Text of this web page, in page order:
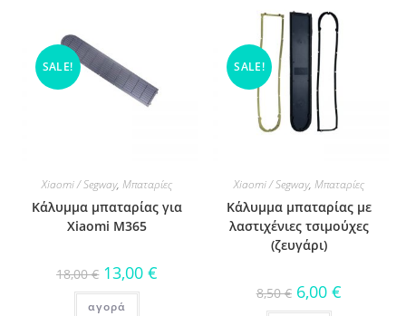
SALE!
Xiaomi / Segway,Μπαταρίες
Κάλυμμα μπαταρίας για
Xiaomi M365
18,00€ 13,00€
αγορά
SALE!
Xiaomi / Segway, Μπαταρίες
Κάλυμμα μπαταρίας με
λαστιχένιες τσιμούχες
(ζευγάρι)
8,50€ 6,00 €